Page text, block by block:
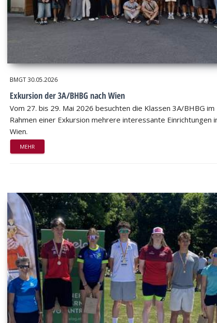
BMGT30.05.2026
Exkursion der 3A/BHBG nach Wien
Vom 27. bis 29. Mai 2026 besuchten die Klassen 3A/BHBG im
Rahmen einer Exkursion mehrere interessante Einrichtungen
Wien.
MEHR